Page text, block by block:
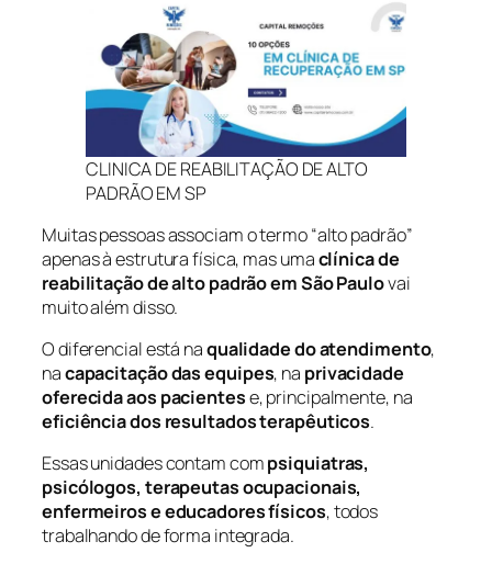
CLINICA DE REABILITAÇÃO DE ALTO
PADRÃO EM SP
Muitas pessoas associam o termo “alto padrão”
apenas à estrutura física, mas umaclínica de
reabilitação de alto padrão em São Paulovai
muito além disso.
O diferencial está naqualidade do atendimento,
nacapacitação das equipes, na privacidade
oferecida aos pacientese, principalmente, na
eficiência dos resultados terapêuticos.
Essas unidades contam compsiquiatras,
psicólogos, terapeutas ocupacionais,
enfermeiros e educadores físicos, todos
trabalhando de forma integrada.